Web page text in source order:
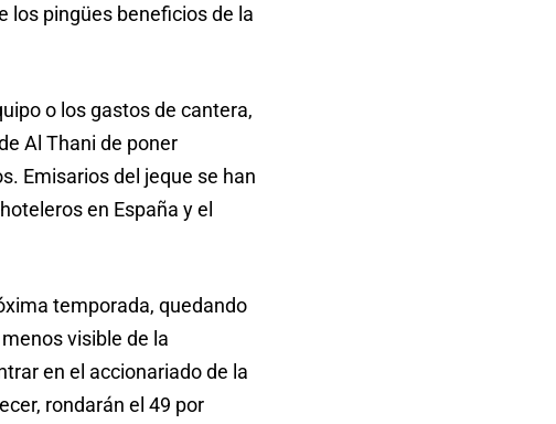
los pingües beneficios de la
o los gastos de cantera,
Al Thani de poner
Emisarios del jeque se han
en España y el
temporada, quedando
visible de la
en el accionariado de la
rondarán el 49 por